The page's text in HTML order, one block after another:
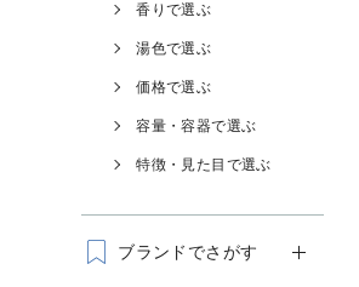
香りで選ぶ
湯色で選ぶ
価格で選ぶ
容量・容器で選ぶ
特徴・見た目で選ぶ
ブランドでさがす